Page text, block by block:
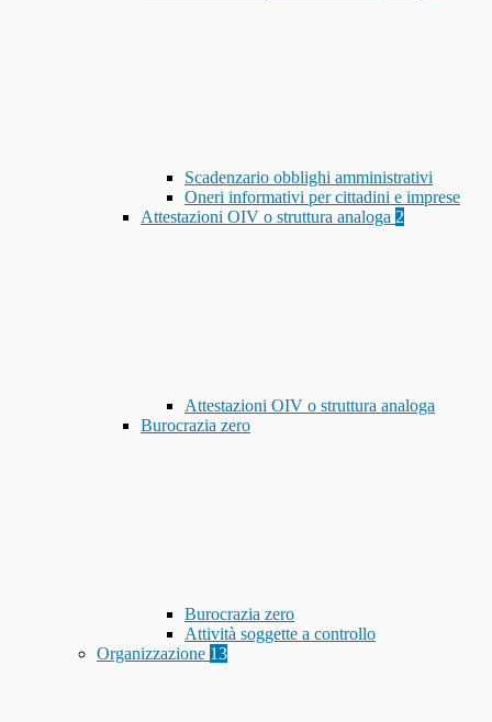
Scadenzario obblighi amministrativi
Oneri informativi per cittadini e imprese
Attestazioni OIV o struttura analoga 2
Attestazioni OIV o struttura analoga
Burocrazia zero
Burocrazia zero
Attività soggette a controllo
Organizzazione 13